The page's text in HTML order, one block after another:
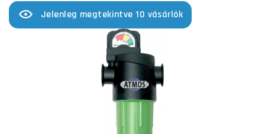
Jelenleg megtekintve 10 vásárlók